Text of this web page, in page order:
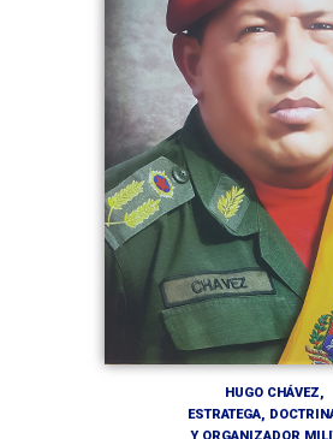
HUGO CHÁVEZ,
ESTRATEGA,